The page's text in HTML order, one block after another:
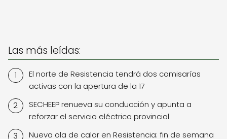
Las más leídas:
El norte de Resistencia tendrá dos comisarías
activas con la apertura de la 17
SECHEEP renueva su conducción y apunta a
reforzar el servicio eléctrico provincial
Nueva ola de calor en Resistencia: fin de semana